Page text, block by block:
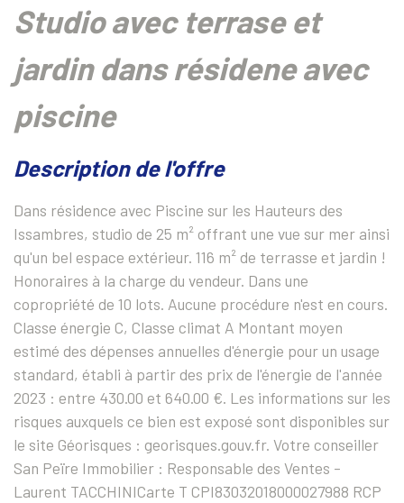
studio avec terrase et
jardin dans résidene avec
piscine
description de l'offre
Dans résidence avec Piscine sur les Hauteurs des
Issambres, studio de 25 m² offrant une vue sur mer ainsi
qu'un bel espace extérieur. 116 m² de terrasse et jardin !
Honoraires à la charge du vendeur. Dans une
copropriété de 10 lots. Aucune procédure n'est en cours.
Classe énergie C, Classe climat A Montant moyen
estimé des dépenses annuelles d'énergie pour un usage
standard, établi à partir des prix de l'énergie de l'année
2023 : entre 430.00 et 640.00 €. Les informations sur les
risques auxquels ce bien est exposé sont disponibles sur
le site Géorisques : georisques.gouv.fr. Votre conseiller
San Peïre Immobilier : Responsable des Ventes -
Laurent TACCHINICarte T CPI83032018000027988 RCP